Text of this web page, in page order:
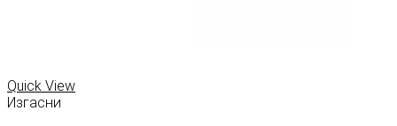
Quick View
Изгасни